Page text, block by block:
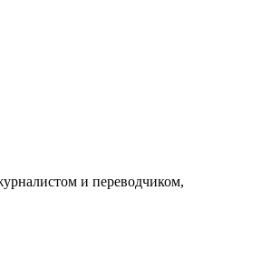
и переводчиком,